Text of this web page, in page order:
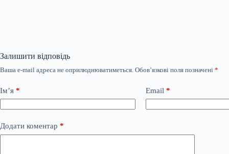
Залишити відповідь
Ваша e-mail адреса не оприлюднюватиметься. Обов’язкові поля позначені *
Ім’я * Email *
Додати коментар *